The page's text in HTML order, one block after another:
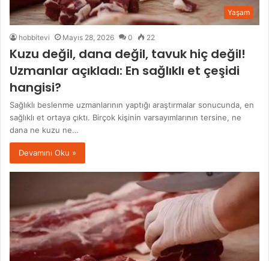
Yaşam
hobbitevi Mayıs 28, 2026 0 22
Kuzu değil, dana değil, tavuk hiç değil!
Uzmanlar açıkladı: En sağlıklı et çeşidi
hangisi?
Sağlıklı beslenme uzmanlarının yaptığı araştırmalar sonucunda, en
sağlıklı et ortaya çıktı. Birçok kişinin varsayımlarının tersine, ne
dana ne kuzu ne…
Devamını Oku »